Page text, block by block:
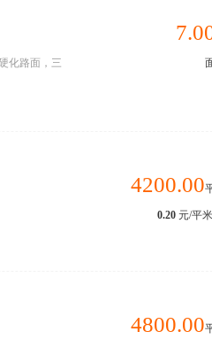
化路面，三
4200.00
0.20 元/平
4800.00